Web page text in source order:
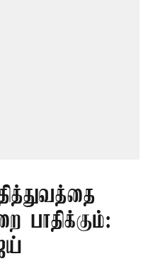
பாதிக்கும்: